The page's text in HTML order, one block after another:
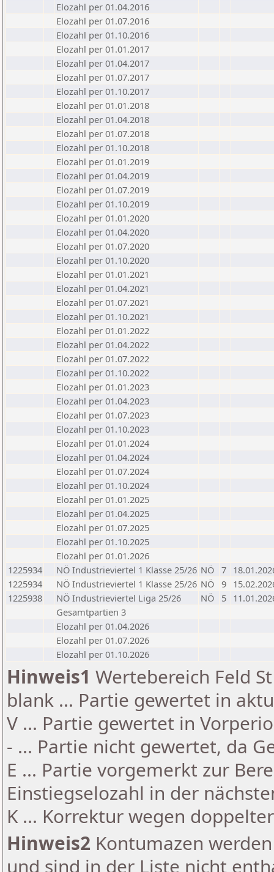
Elozahl per 01.04.2016
Elozahl per 01.07.2016
Elozahl per 01.10.2016
Elozahl per 01.01.2017
Elozahl per 01.04.2017
Elozahl per 01.07.2017
Elozahl per 01.10.2017
Elozahl per 01.01.2018
Elozahl per 01.04.2018
Elozahl per 01.07.2018
Elozahl per 01.10.2018
Elozahl per 01.01.2019
Elozahl per 01.04.2019
Elozahl per 01.07.2019
Elozahl per 01.10.2019
Elozahl per 01.01.2020
Elozahl per 01.04.2020
Elozahl per 01.07.2020
Elozahl per 01.10.2020
Elozahl per 01.01.2021
Elozahl per 01.04.2021
Elozahl per 01.07.2021
Elozahl per 01.10.2021
Elozahl per 01.01.2022
Elozahl per 01.04.2022
Elozahl per 01.07.2022
Elozahl per 01.10.2022
Elozahl per 01.01.2023
Elozahl per 01.04.2023
Elozahl per 01.07.2023
Elozahl per 01.10.2023
Elozahl per 01.01.2024
Elozahl per 01.04.2024
Elozahl per 01.07.2024
Elozahl per 01.10.2024
Elozahl per 01.01.2025
Elozahl per 01.04.2025
Elozahl per 01.07.2025
Elozahl per 01.10.2025
Elozahl per 01.01.2026
1225934
NÖ Industrieviertel 1 Klasse 25/26 NÖ 7
1225934
NÖ Industrieviertel 1 Klasse 25/26 NÖ 9
1225938
NÖ Industrieviertel Liga 25/26 NÖ 5
Gesamtpartien 3
Elozahl per 01.04.2026
Elozahl per 01.07.2026
Elozahl per 01.10.2026
Hinweis1 Wertebereich Feld
blank ... Partie gewertet in
V ... Partie gewertet in
- ... Partie nicht gewertet, da
E ... Partie vorgemerkt zur
Einstiegselozahl in der
K ... Korrektur wegen
Hinweis2 Kontumazen
und sind in der Liste nicht